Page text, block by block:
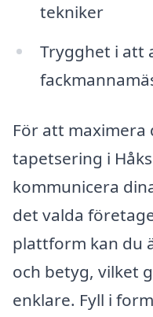
tekniker
Trygghet i att
För att maximera
tapetsering i
kommunicera
det valda
plattform kan du
och betyg, vilket
enklare. Fyll i